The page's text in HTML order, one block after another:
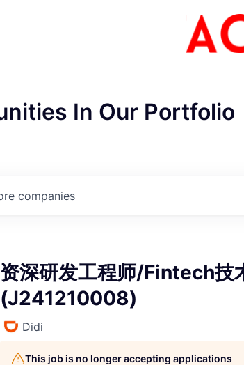
ACME
In Our Portfolio
companies
资深研发工程师/Fintech技
(J241210008)
Didi
This job is no longer accepting applications